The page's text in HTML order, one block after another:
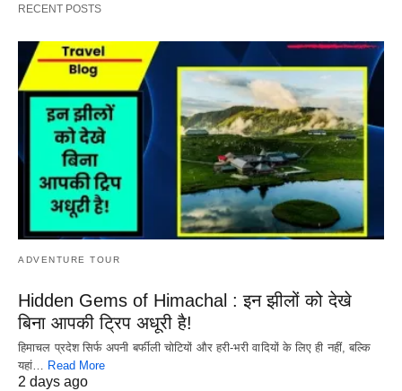
RECENT POSTS
ADVENTURE TOUR
Hidden Gems of Himachal : इन झीलों को देखे
बिना आपकी ट्रिप अधूरी है!
हिमाचल प्रदेश सिर्फ अपनी बर्फीली चोटियों और हरी-भरी वादियों के लिए ही नहीं, बल्कि
यहां… Read More
2 days ago